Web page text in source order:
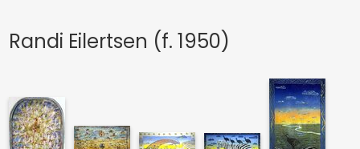
Randi Eilertsen (f. 1950)